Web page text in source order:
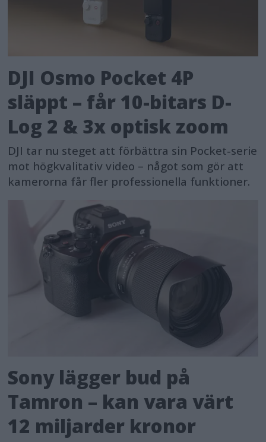
DJI Osmo Pocket 4P
släppt – får 10-bitars D-
Log 2 & 3x optisk zoom
DJI tar nu steget att förbättra sin Pocket-serie
mot högkvalitativ video – något som gör att
kamerorna får fler professionella funktioner.
Sony lägger bud på
Tamron – kan vara värt
12 miljarder kronor